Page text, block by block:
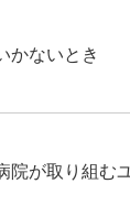
かないとき
院が取り組む